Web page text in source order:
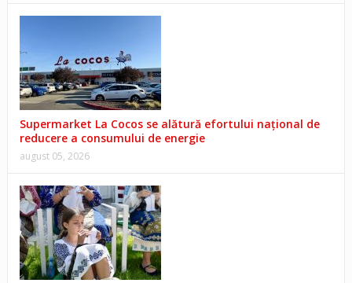
Supermarket La Cocos se alătură efortului național de
reducere a consumului de energie
august 05, 2026